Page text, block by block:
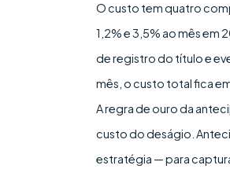
O custo tem quatro
1,2% e 3,5% ao mês em
de registro do título e
mês, o custo total fica
A regra de ouro da
custo do deságio.
estratégia — para